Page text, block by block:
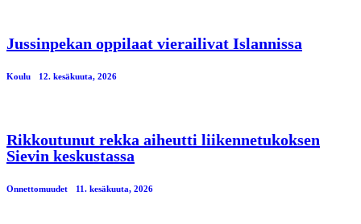
Jussinpekan oppilaat vierailivat Islannissa
Koulu 12. kesäkuuta, 2026
Rikkoutunut rekka aiheutti liikennetukoksen
Sievin keskustassa
Onnettomuudet 11. kesäkuuta, 2026